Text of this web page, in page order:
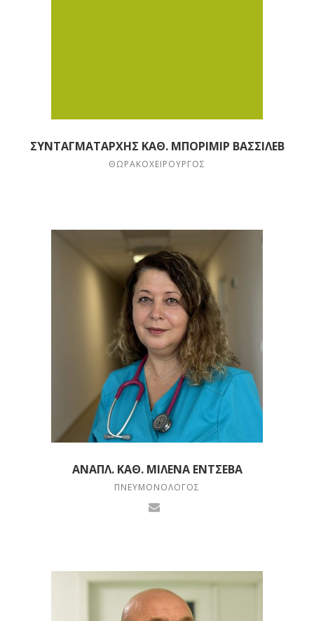
ΣΥΝΤΑΓΜΑΤΆΡΧΗΣ ΚΑΘ. ΜΠΟΡΙΜΊΡ ΒΑΣΣΙΛΈΒ
ΘΩΡΑΚΟΧΕΙΡΟΥΡΓΌΣ
ΑΝΑΠΛ. ΚΑΘ. ΜΙΛΈΝΑ ΕΝΤΣΈΒΑ
ΠΝΕΥΜΟΝΟΛΌΓΟΣ